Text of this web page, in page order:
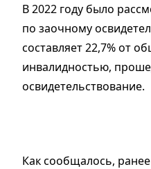
В 2022 году было
по заочному
составляет 22,7% от
инвалидностью,
освидетельствование.
Как сообщалось,